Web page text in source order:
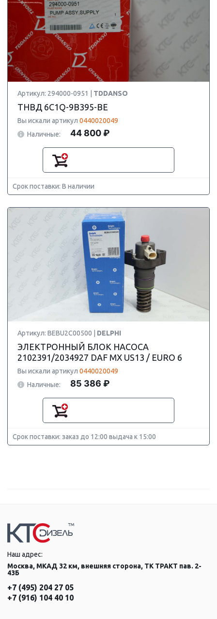
Артикул: 294000-0951 | TDDANSO
ТНВД 6C1Q-9B395-BE
Вы искали артикул 0440020049
Наличные:
44 800 ₽
Срок поставки: В наличии
Артикул: BEBU2C00500 | DELPHI
ЭЛЕКТРОННЫЙ БЛОК НАСОСА
2102391/2034927 DAF MX US13 / EURO 6
Вы искали артикул 0440020049
Наличные:
85 386 ₽
Срок поставки: заказ до 12:00 выдача к 15:00
Наш адрес:
Москва, МКАД 32 км, внешняя сторона, ТК ТРАКТ пав. 2-
43Б
+7 (495) 204 27 05
+7 (916) 104 40 10